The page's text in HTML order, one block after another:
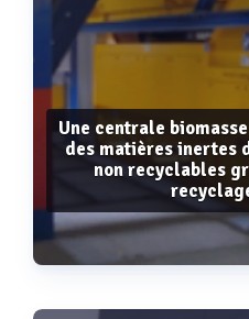
Une centrale
des matières inertes
non recyclables